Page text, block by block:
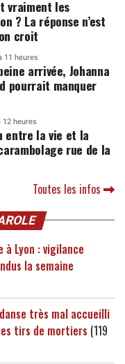
vraiment les
? La réponse n’est
croit
11 heures
arrivée, Johanna
pourrait manquer
12 heures
entre la vie et la
rue de la
Toutes les infos
à Lyon : vigilance
la semaine
très mal accueilli
tirs de mortiers (119